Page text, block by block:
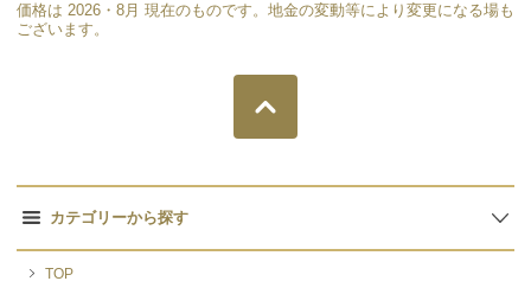
価格は 2026・8月 現在のものです。地金の変動等により変更になる場も
ございます。
カテゴリーから探す
TOP